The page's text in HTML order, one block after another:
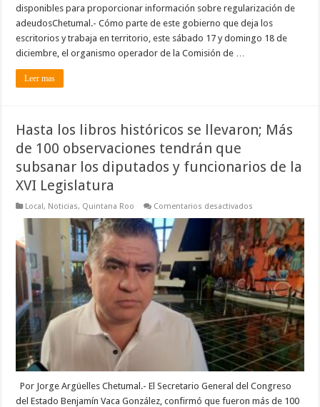
disponibles para proporcionar información sobre regularización de
adeudosChetumal.- Cómo parte de este gobierno que deja los
escritorios y trabaja en territorio, este sábado 17 y domingo 18 de
diciembre, el organismo operador de la Comisión de …
Leer mas
Hasta los libros históricos se llevaron; Más
de 100 observaciones tendrán que
subsanar los diputados y funcionarios de la
XVI Legislatura
Local, Noticias, Quintana Roo Comentarios desactivados
los
libros
históricos
se
llevaron;
Más
de
100
observaciones
tendrán
que
subsanar
los
diputados
y
funcionarios
de
la
XVI
Legislatura
Por Jorge Argüelles Chetumal.- El Secretario General del Congreso
del Estado Benjamín Vaca González, confirmó que fueron más de 100